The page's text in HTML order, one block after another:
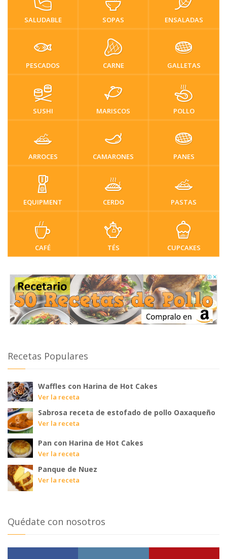
SALUDABLE SOPAS ENSALADAS
PESCADOS CARNE GALLETAS
SUSHI MARISCOS POLLO
ARROCES CAMARONES PANES
EQUIPMENT CERDO PASTAS
CAFÉ TÉS CUPCAKES
Recetas Populares
Waffles con Harina de Hot Cakes
Ver la receta
Sabrosa receta de estofado de pollo Oaxaqueño
Ver la receta
Pan con Harina de Hot Cakes
Ver la receta
Panque de Nuez
Ver la receta
Quédate con nosotros